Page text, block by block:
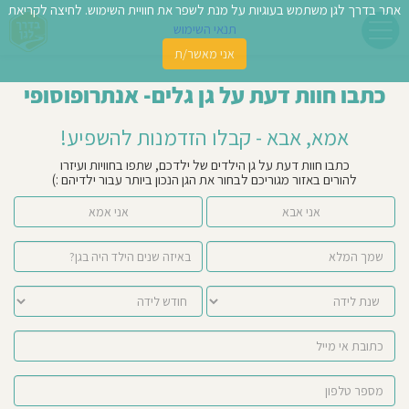
כתבו חוות דעת על גן גלים- אנתרופוסופי
אמא, אבא - קבלו הזדמנות להשפיע!
כתבו חוות דעת על גן הילדים של ילדכם, שתפו בחוויות ועיזרו
להורים באזור מגוריכם לבחור את הגן הנכון ביותר עבור ילדיהם :)
אני אמא אני אבא
אתר בדרך לגן משתמש בעוגיות על מנת לשפר את חוויית השימוש. לחיצה לקריאת
תנאי השימוש
אני מאשר/ת